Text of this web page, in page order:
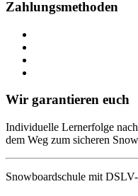
Zahlungsmethoden
Wir garantieren euch
Individuelle Lernerfolge
dem Weg zum sicheren
Snowboardschule mit